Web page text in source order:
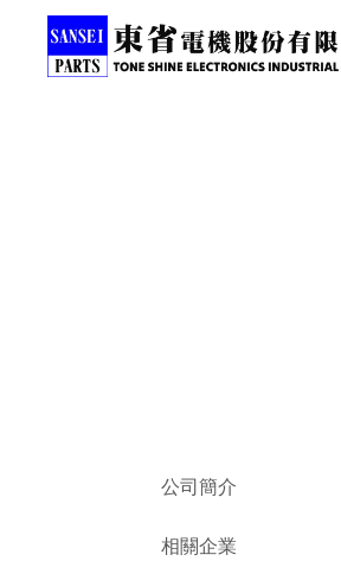
公司簡介
相關企業